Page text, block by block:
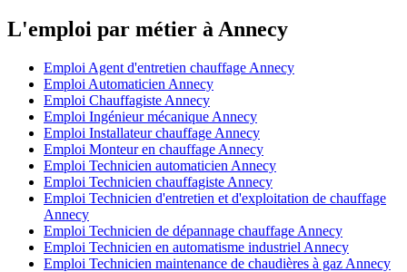
L'emploi par métier à Annecy
Emploi Agent d'entretien chauffage Annecy
Emploi Automaticien Annecy
Emploi Chauffagiste Annecy
Emploi Ingénieur mécanique Annecy
Emploi Installateur chauffage Annecy
Emploi Monteur en chauffage Annecy
Emploi Technicien automaticien Annecy
Emploi Technicien chauffagiste Annecy
Emploi Technicien d'entretien et d'exploitation de chauffage
Annecy
Emploi Technicien de dépannage chauffage Annecy
Emploi Technicien en automatisme industriel Annecy
Emploi Technicien maintenance de chaudières à gaz Annecy